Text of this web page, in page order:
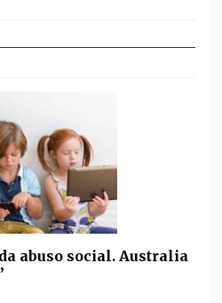
abuso social. Australia